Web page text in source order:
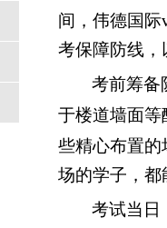
间 ，伟德国
考保障防线，
考前筹备
于楼道墙面等
些精心布置
场的学子，都
考试当日